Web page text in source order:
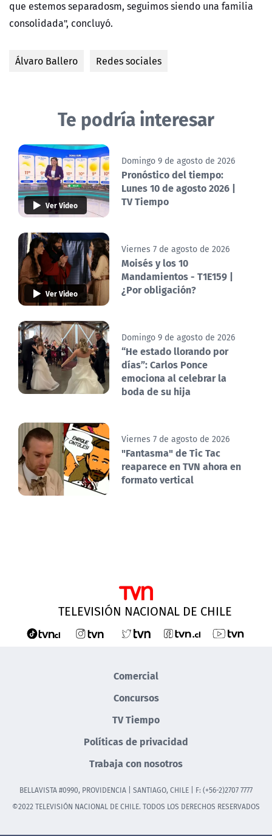
que estemos separadosm, seguimos siendo una familia
consolidada", concluyó.
Álvaro Ballero Redes sociales
Te podría interesar
Ver Video
Domingo 9 de agosto de 2026
Pronóstico del tiempo:
Lunes 10 de agosto 2026 |
TV Tiempo
Ver Video
Viernes 7 de agosto de 2026
Moisés y los 10
Mandamientos - T1E159 |
¿Por obligación?
Domingo 9 de agosto de 2026
“He estado llorando por
días”: Carlos Ponce
emociona al celebrar la
boda de su hija
Viernes 7 de agosto de 2026
"Fantasma" de Tic Tac
reaparece en TVN ahora en
formato vertical
TELEVISIÓN NACIONAL DE CHILE
Comercial
Concursos
TV Tiempo
Políticas de privacidad
Trabaja con nosotros
BELLAVISTA #0990, PROVIDENCIA | SANTIAGO, CHILE | F: (+56-2)2707 7777
©2022 TELEVISIÓN NACIONAL DE CHILE. TODOS LOS DERECHOS RESERVADOS